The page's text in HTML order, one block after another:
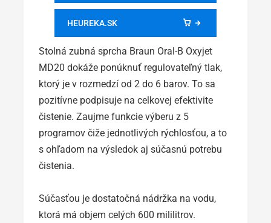
HEUREKA.SK
Stolná zubná sprcha Braun Oral-B Oxyjet
MD20 dokáže ponúknuť regulovateľný tlak,
ktorý je v rozmedzí od 2 do 6 barov. To sa
pozitívne podpisuje na celkovej efektivite
čistenie. Zaujme funkcie výberu z 5
programov čiže jednotlivých rýchlosťou, a to
s ohľadom na výsledok aj súčasnú potrebu
čistenia.
Súčasťou je dostatočná nádržka na vodu,
ktorá má objem celých 600 mililitrov.